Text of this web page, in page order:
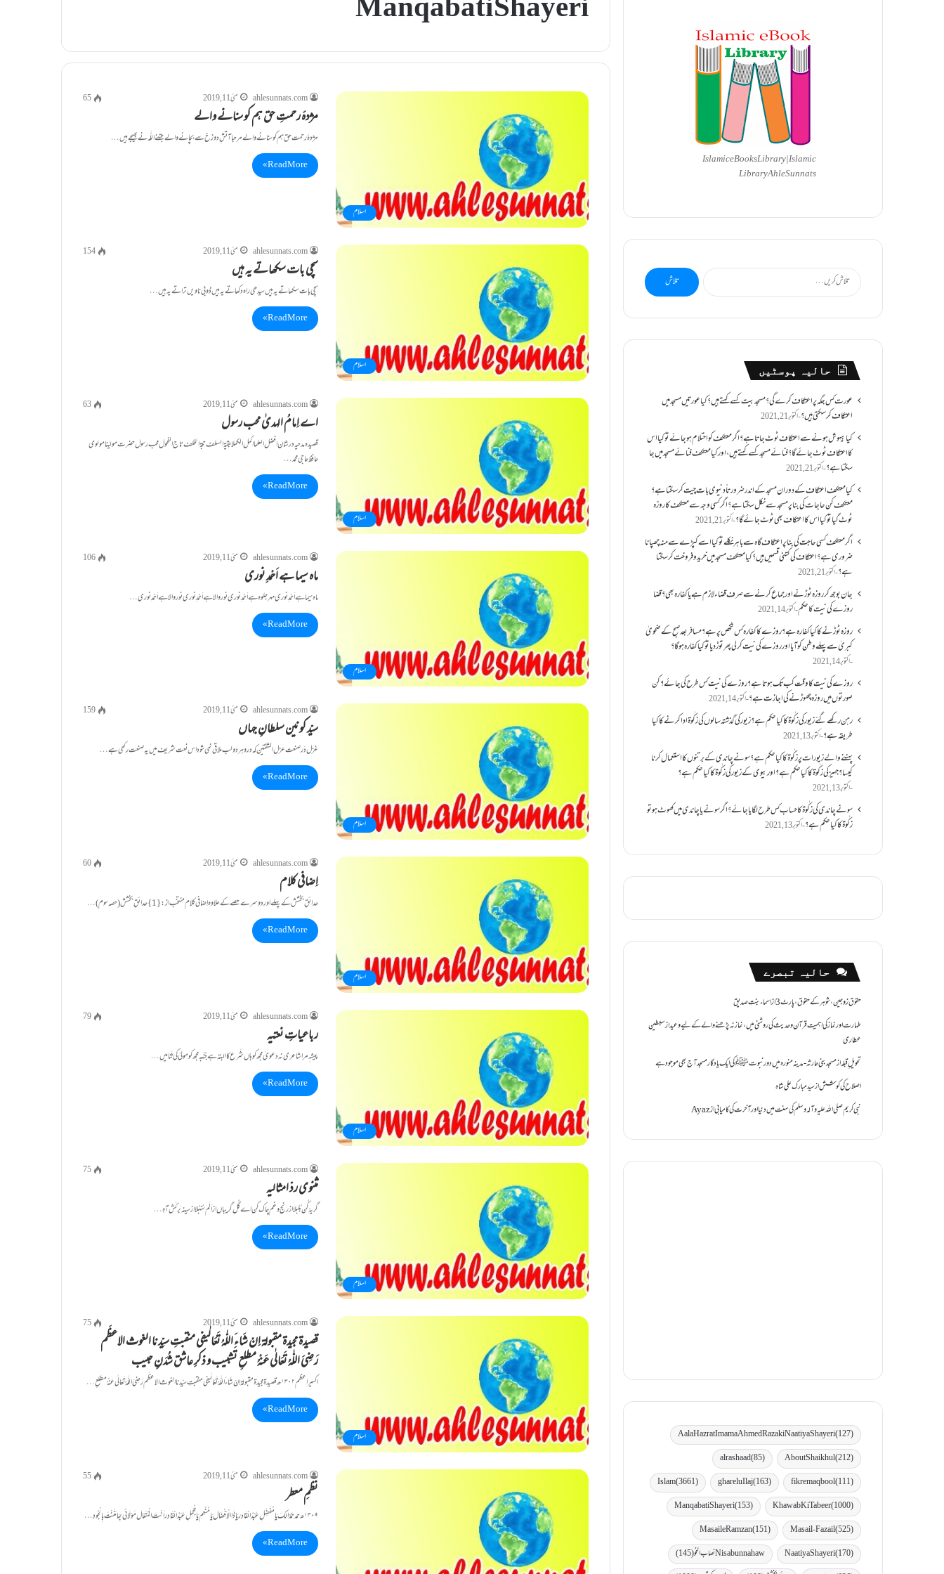
Manqabati Shayeri
اسلام
ahlesunnats.com مئی 11, 2019 65
مژدۂ رحمتِ حق ہم کو سنانے والے
مژدۂ رحمت حق ہم کو سنانے والے مرحبا آتشِ دوزخ سے بچانے والے جتنے اللّٰہ نے بھیجے ہیں …
Read More »
اسلام
ahlesunnats.com مئی 11, 2019 154
سچی بات سکھاتے یہ ہیں
سچی بات سکھاتے یہ ہیں سیدھی راہ دکھاتے یہ ہیں ڈوبی ناویں تراتے یہ ہیں …
Read More »
اسلام
ahlesunnats.com مئی 11, 2019 63
اے اِمامُ الہدیٰ محب رسول
قصیدہ مدحیہ درشان افضل العلما اکمل الکملابقیۃ السلف حجۃ الخلف تاج الفحول محب رسول حضرت مولیٰنا مولوی
حافظ حاجی محمد…
Read More »
اسلام
ahlesunnats.com مئی 11, 2019 106
ماہ سیما ہے اَحْمدِ نوری
ماہ سیما ہے اَحْمدِ نوری مہر جلوہ ہے اَحْمدِ نوری نور والا ہے اَحْمدِ نوری نور والا ہے اَحْمدِ نوری…
Read More »
اسلام
ahlesunnats.com مئی 11, 2019 159
سیّد کونین سلطانِ جہاں
غزل دَرصنعت عزل الشفتین کہ درو ہر دولب ملاقی نمی شود اس نعت شریف میں یہ صنعت رکھی ہے…
Read More »
اسلام
ahlesunnats.com مئی 11, 2019 60
اِضافی کلام
حدائقِ بخشش کے پہلے اوردوسرے حصے کے علاوہ اِضافی کلام منتخب از: {1} حدائقِ بخشش (حصہ سوم)…
Read More »
اسلام
ahlesunnats.com مئی 11, 2019 79
رباعیاتِ نعتیہ
پیشہ ِمرا شاعری نہ دعویٰ مجھ کو ہاں شَرع کا البتہ ہے جُنْبہ مجھ کو مولیٰ کی ثَنا میں …
Read More »
اسلام
ahlesunnats.com مئی 11, 2019 75
مثنوی ردّ امثالیہ
گریۂ کُن بُلبلا از رنج و غم چاک کن اے گُل گریباں از اَلَم سُنبُلا از سینہ بَرکَش آہِ…
Read More »
اسلام
ahlesunnats.com مئی 11, 2019 75
قصیدۃ مجیدۃ مقبولۃ اِنْ شَاءَ اللّٰہُ تَعَالٰیفی منقبتِ سیِّدنا الغوث الاعظَم
رَضِیَ اللّٰہُ تَعَالٰی عَنْہُ مطلعِ تَشبیب و ذکرِ عاشق شُدَنِ حبیب
اکسیر اعظم ۱۳۰۲ھ قصیدۃ مجیدۃ مقبولۃ اِنْ شَاءَ اللّٰہُ تَعَالٰیفی منقبتِ سیِّدنا الغوث الاعظَم رَضِیَ اللّٰہُ تَعَالٰی عَنْہُ مطلعِ…
Read More »
ahlesunnats.com مئی 11, 2019 55
نظمِ معطر
Read More »
Islamic eBooks Library|Islamic
Library AhleSunnats
تلاش
کریں
حالیہ پوسٹیں
عورت کس جگہ پر اعتکاف کرے گی؟مسجد بیت کسے کہتے ہیں؟کیا عورتیں مسجد میں
اعتکاف کر سکتی ہیں؟ اکتوبر 21, 2021
کیا بیہوش ہونے سے اعتکاف ٹوٹ جاتا ہے؟ اگر معتکف کو احتلام ہو جائے تو کیا اس
کا اعتکاف ٹوٹ جائے گا؟فنائے مسجد کسے کہتے ہیں ، اور کیا معتکف فنائے مسجد میں جا
سکتا ہے؟ اکتوبر 21, 2021
کیا معتکف اعتکاف کے دوران مسجد کے اندر ضرورتاً دنیوی بات چیت کر سکتا ہے؟
معتکف کن حاجات کی بنا پر مسجد سے نکل سکتا ہے؟ اگر کسی وجہ سے معتکف کا روزہ
ٹوٹ گیا تو کیا اس کا اعتکاف بھی ٹوٹ جائے گا؟ اکتوبر 21, 2021
اگر معتکف کسی حاجت کی بنا پر اعتکاف گاہ سے باہر نکلے تو کیا اسے کپڑے سے منہ چھپانا
ضروری ہے؟اعتکاف کی کتنی قسمیں ہیں؟کیا معتکف مسجد میں خرید و فروخت کر سکتا
ہے؟ اکتوبر 21, 2021
جان بوجھ کر روزہ ٹوڑنے اور جماع کرنے سے صرف قضاء لازم ہے یا کفارہ بھی؟ قضا
روزے کی نیت کا حکماکتوبر 14, 2021
روزہ ٹوڑنے کا کیا کفارہ ہے؟روزے کا کفارہ کس شخص پر ہے؟ مسافر بعد صبح کے ضحویٰ
کبریٰ سے پہلے وطن کو آیا اور روزے کی نیت کر لی پھر توڑ دیا تو کیا کفارہ ہو گا؟
اکتوبر 14, 2021
روزے کی نیت کا وقت کب تک ہوتا ہے؟ روزے کی نیت کس طرح کی جائے؟ کن
صورتوں میں روزہ چھوڑنے کی اجازت ہے؟ اکتوبر 14, 2021
رہن رکھے گئے زیور کی زکٰوۃ کا کیا حکم ہے؟زیور کی گذشتہ سالوں کی زکٰوۃ ادا کرنے کا کیا
طریقہ ہے؟ اکتوبر 13, 2021
پہننے والے زیورات پر زکٰوۃ کا کیا حکم ہے؟ سونے چاندی کے برتنوں کا استعمال کرنا
کیسا؟ جہیز کی زکٰوۃ کا کیا حکم ہے؟ اور بیوی کے زیور کی زکٰوۃ کا کیا حکم ہے؟
اکتوبر 13, 2021
سونے چاندی کی زکٰوۃ کا حساب کس طرح لگایا جائے؟ اگر سونے یا چاندی میں کھوٹ ہو تو
زکٰوۃ کا کیا حکم ہے؟ اکتوبر 13, 2021
حالیہ تبصرے
حقوق زوجین ،شوہر کے حقوق ،پارٹ 3 ازاسماء بنت صدیق
طہارت اور نماز کی اہمیت قرآن و حدیث کی روشنی میں ،نماز نہ پڑھنے والے کے لیے وعیدازسبطین
عطاری
تحویل ِقبلہازمسجد بنی حارثہ - مدینہ منورہ میں دور نبوتﷺ کی ایک یادگار مسجد آج بھی موجود ہے
اصلاح کی کوششازسید مبارک علی شاہ
نبی کریم صلی اللہ علیہ وآلہ وسلم کی سنت میں دنیا اور آخرت کی کامیابیازAyaz
Aala Hazrat Imama Ahmed Raza ki Naatiya Shayeri(127)
AboutShaikhul(212)
al rashaad(85)
fikremaqbool(111)
gharelu Ilaj(163)
Islam(3661)
Khawab Ki Tabeer(1000)
Manqabati Shayeri(153)
Masail-Fazail(525)
MasaileRamzan(151)
Naatiya Shayeri(170) Nisabunnahaw نصاب النحو
(145)